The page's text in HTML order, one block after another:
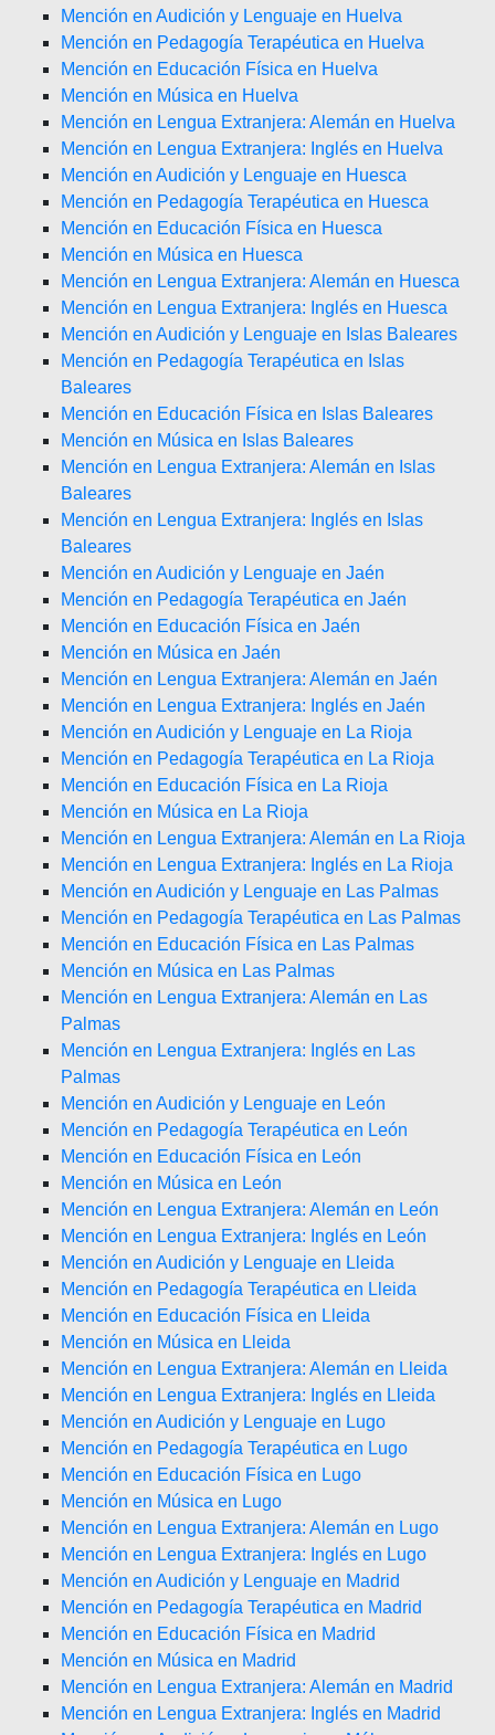
Mención en Audición y Lenguaje en Huelva
Mención en Pedagogía Terapéutica en Huelva
Mención en Educación Física en Huelva
Mención en Música en Huelva
Mención en Lengua Extranjera: Alemán en Huelva
Mención en Lengua Extranjera: Inglés en Huelva
Mención en Audición y Lenguaje en Huesca
Mención en Pedagogía Terapéutica en Huesca
Mención en Educación Física en Huesca
Mención en Música en Huesca
Mención en Lengua Extranjera: Alemán en Huesca
Mención en Lengua Extranjera: Inglés en Huesca
Mención en Audición y Lenguaje en Islas Baleares
Mención en Pedagogía Terapéutica en Islas
Baleares
Mención en Educación Física en Islas Baleares
Mención en Música en Islas Baleares
Mención en Lengua Extranjera: Alemán en Islas
Baleares
Mención en Lengua Extranjera: Inglés en Islas
Baleares
Mención en Audición y Lenguaje en Jaén
Mención en Pedagogía Terapéutica en Jaén
Mención en Educación Física en Jaén
Mención en Música en Jaén
Mención en Lengua Extranjera: Alemán en Jaén
Mención en Lengua Extranjera: Inglés en Jaén
Mención en Audición y Lenguaje en La Rioja
Mención en Pedagogía Terapéutica en La Rioja
Mención en Educación Física en La Rioja
Mención en Música en La Rioja
Mención en Lengua Extranjera: Alemán en La Rioja
Mención en Lengua Extranjera: Inglés en La Rioja
Mención en Audición y Lenguaje en Las Palmas
Mención en Pedagogía Terapéutica en Las Palmas
Mención en Educación Física en Las Palmas
Mención en Música en Las Palmas
Mención en Lengua Extranjera: Alemán en Las
Palmas
Mención en Lengua Extranjera: Inglés en Las
Palmas
Mención en Audición y Lenguaje en León
Mención en Pedagogía Terapéutica en León
Mención en Educación Física en León
Mención en Música en León
Mención en Lengua Extranjera: Alemán en León
Mención en Lengua Extranjera: Inglés en León
Mención en Audición y Lenguaje en Lleida
Mención en Pedagogía Terapéutica en Lleida
Mención en Educación Física en Lleida
Mención en Música en Lleida
Mención en Lengua Extranjera: Alemán en Lleida
Mención en Lengua Extranjera: Inglés en Lleida
Mención en Audición y Lenguaje en Lugo
Mención en Pedagogía Terapéutica en Lugo
Mención en Educación Física en Lugo
Mención en Música en Lugo
Mención en Lengua Extranjera: Alemán en Lugo
Mención en Lengua Extranjera: Inglés en Lugo
Mención en Audición y Lenguaje en Madrid
Mención en Pedagogía Terapéutica en Madrid
Mención en Educación Física en Madrid
Mención en Música en Madrid
Mención en Lengua Extranjera: Alemán en Madrid
Mención en Lengua Extranjera: Inglés en Madrid